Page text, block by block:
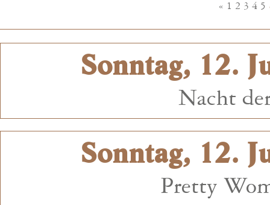
« 1 2 3 4 5
Sonntag, 12.
Nacht
Sonntag, 12.
Pretty